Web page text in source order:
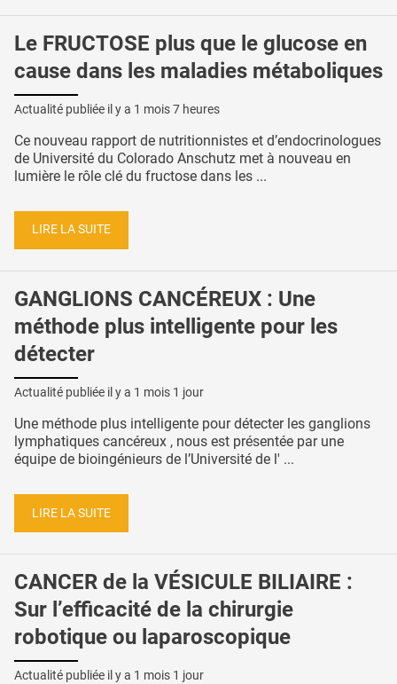
Le FRUCTOSE plus que le glucose en
cause dans les maladies métaboliques
Actualité publiée il y a 1 mois 7 heures
Ce nouveau rapport de nutritionnistes et d’endocrinologues
de Université du Colorado Anschutz met à nouveau en
lumière le rôle clé du fructose dans les ...
LIRE LA SUITE
GANGLIONS CANCÉREUX : Une
méthode plus intelligente pour les
détecter
Actualité publiée il y a 1 mois 1 jour
Une méthode plus intelligente pour détecter les ganglions
lymphatiques cancéreux , nous est présentée par une
équipe de bioingénieurs de l’Université de l' ...
LIRE LA SUITE
CANCER de la VÉSICULE BILIAIRE :
Sur l’efficacité de la chirurgie
robotique ou laparoscopique
Actualité publiée il y a 1 mois 1 jour